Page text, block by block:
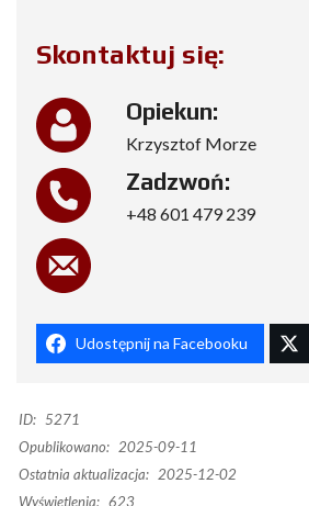
Skontaktuj się:
Opiekun:
Krzysztof Morze
Zadzwoń:
+48 601 479 239
Udostępnij na Facebooku
ID: 5271
Opublikowano: 2025-09-11
Ostatnia aktualizacja: 2025-12-02
Wyświetlenia: 623